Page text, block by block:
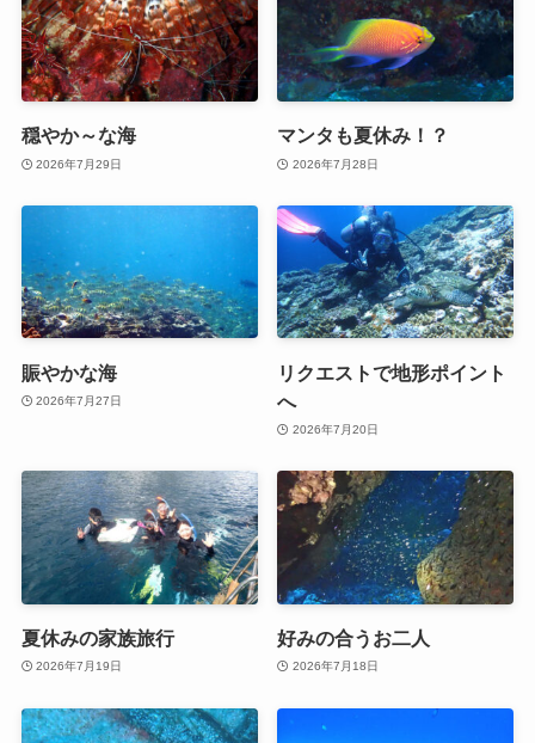
穏やか～な海
2026年7月29日
マンタも夏休み！？
2026年7月28日
賑やかな海
2026年7月27日
リクエストで地形ポイント
へ
2026年7月20日
夏休みの家族旅行
2026年7月19日
好みの合うお二人
2026年7月18日